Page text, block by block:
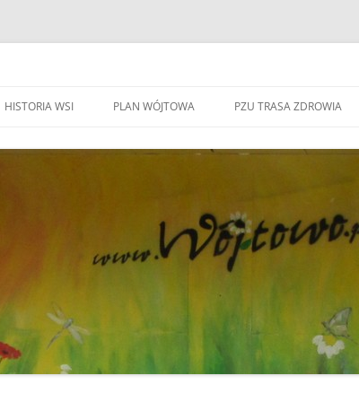
ŚMIECI
HISTORIA WSI
KAPLICZKI I KRZYŻE W WÓJTOWIE
ZWIĄZANI Z WÓJOWEM
BO JESTEM STĄD
PLAN WÓJTOWA PZU TRASA ZDROWIA